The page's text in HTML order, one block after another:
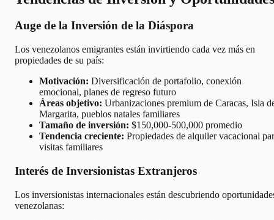
Auge de la Inversión de la Diáspora
Los venezolanos emigrantes están invirtiendo cada vez más en
propiedades de su país:
Motivación: Diversificación de portafolio, conexión
emocional, planes de regreso futuro
Áreas objetivo: Urbanizaciones premium de Caracas, Isla
Margarita, pueblos natales familiares
Tamaño de inversión: $150,000-500,000 promedio
Tendencia creciente: Propiedades de alquiler vacacional
visitas familiares
Interés de Inversionistas Extranjeros
Los inversionistas internacionales están descubriendo
venezolanas: